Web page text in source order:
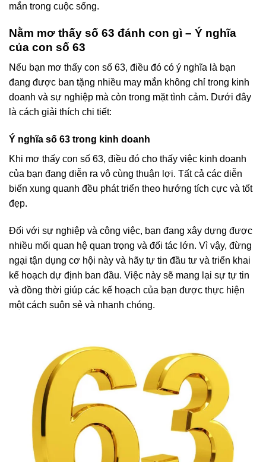
mắn trong cuộc sống.
Nằm mơ thấy số 63 đánh con gì – Ý nghĩa
của con số 63
Nếu bạn mơ thấy con số 63, điều đó có ý nghĩa là bạn
đang được ban tặng nhiều may mắn không chỉ trong kinh
doanh và sự nghiệp mà còn trong mặt tình cảm. Dưới đây
là cách giải thích chi tiết:
Ý nghĩa số 63 trong kinh doanh
Khi mơ thấy con số 63, điều đó cho thấy việc kinh doanh
của bạn đang diễn ra vô cùng thuận lợi. Tất cả các diễn
biến xung quanh đều phát triển theo hướng tích cực và tốt
đẹp.
Đối với sự nghiệp và công việc, bạn đang xây dựng được
nhiều mối quan hệ quan trọng và đối tác lớn. Vì vậy, đừng
ngại tận dụng cơ hội này và hãy tự tin đầu tư và triển khai
kế hoạch dự định ban đầu. Việc này sẽ mang lại sự tự tin
và đồng thời giúp các kế hoạch của bạn được thực hiện
một cách suôn sẻ và nhanh chóng.